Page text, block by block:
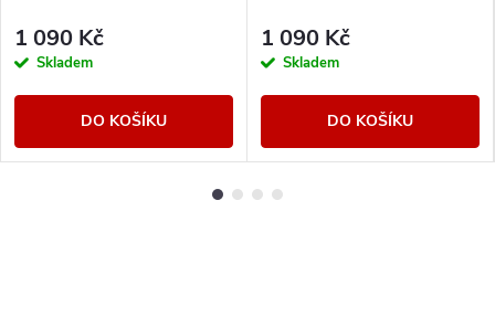
1 090 Kč
Skladem
DO KOŠÍKU
1 090 Kč
Skladem
DO KOŠÍKU